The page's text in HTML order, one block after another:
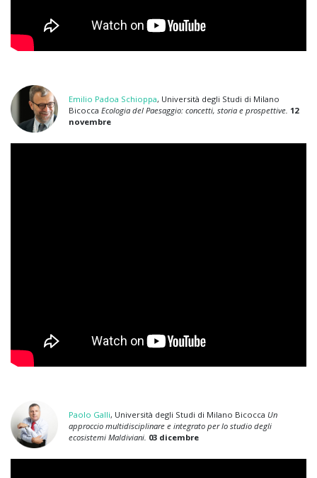
Emilio Padoa Schioppa, Università degli Studi di Milano
Bicocca Ecologia del Paesaggio: concetti, storia e prospettive. 12
novembre
Paolo Galli, Università degli Studi di Milano Bicocca Un
approccio multidisciplinare e integrato per lo studio degli
ecosistemi Maldiviani. 03 dicembre